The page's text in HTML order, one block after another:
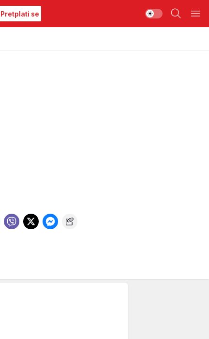
Pretplati se